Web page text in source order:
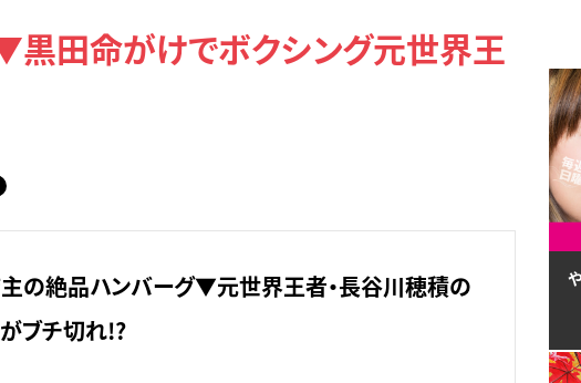
田命がけでボクシング元世界王
の絶品ハンバーグ▼元世界王者・長谷川穂積の
ブチ切れ!?